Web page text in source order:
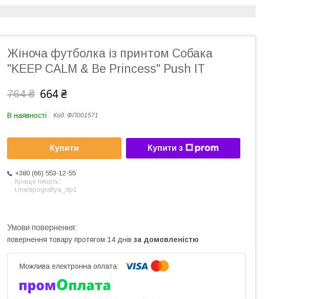
Жіноча футболка із принтом Собака
"KEEP CALM & Be Princess" Push IT
764 ₴ 664 ₴
В наявності Код: ФП001571
Купити Купити з
+380 (66) 553-12-55
Краще пишіть:
t.me/tipografiya_dp1
повернення товару протягом 14 днів за домовленістю